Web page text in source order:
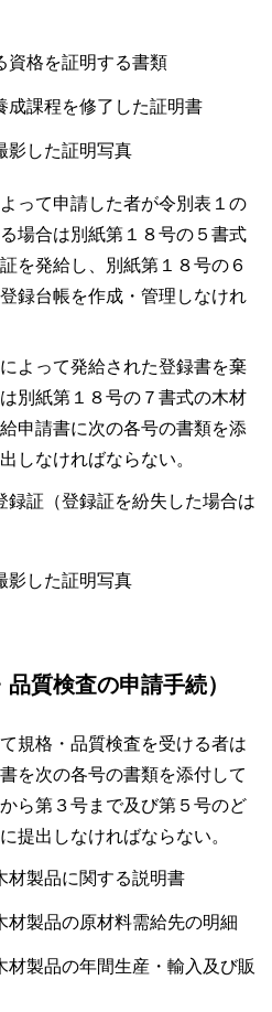
資格を証明する書類
成課程を修了した証明書
影した証明写真
って申請した者が令別表１の
場合は別紙第１８号の５書式
を発給し、別紙第１８号の６
録台帳を作成・管理しなけれ
よって発給された登録書を棄
別紙第１８号の７書式の木材
申請書に次の各号の書類を添
しなければならない。
録証（登録証を紛失した場合は
影した証明写真
質検査の申請手続）
規格・品質検査を受ける者は
を次の各号の書類を添付して
ら第３号まで及び第５号のど
提出しなければならない。
材製品に関する説明書
材製品の原材料需給先の明細
材製品の年間生産・輸入及び販